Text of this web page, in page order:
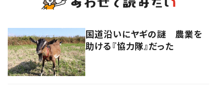
国道沿いにヤギの謎 農業を
助ける『協力隊』だった